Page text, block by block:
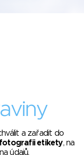
a zařadit do
etikety, na
údajů.